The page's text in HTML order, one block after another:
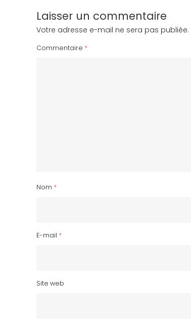
Laisser un commentaire
Votre adresse e-mail ne sera pas publiée.
Commentaire *
Nom *
E-mail *
Site web